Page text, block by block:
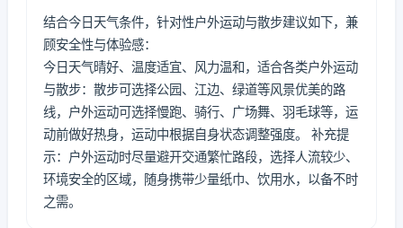
结合今日天气条件，针对性户外运动与散步建议如下，兼
顾安全性与体验感：
今日天气晴好、温度适宜、风力温和，适合各类户外运动
与散步：散步可选择公园、江边、绿道等风景优美的路
线，户外运动可选择慢跑、骑行、广场舞、羽毛球等，运
动前做好热身，运动中根据自身状态调整强度。 补充提
示：户外运动时尽量避开交通繁忙路段，选择人流较少、
环境安全的区域，随身携带少量纸巾、饮用水，以备不时
之需。